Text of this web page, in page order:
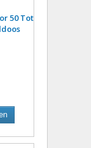
50 Tot